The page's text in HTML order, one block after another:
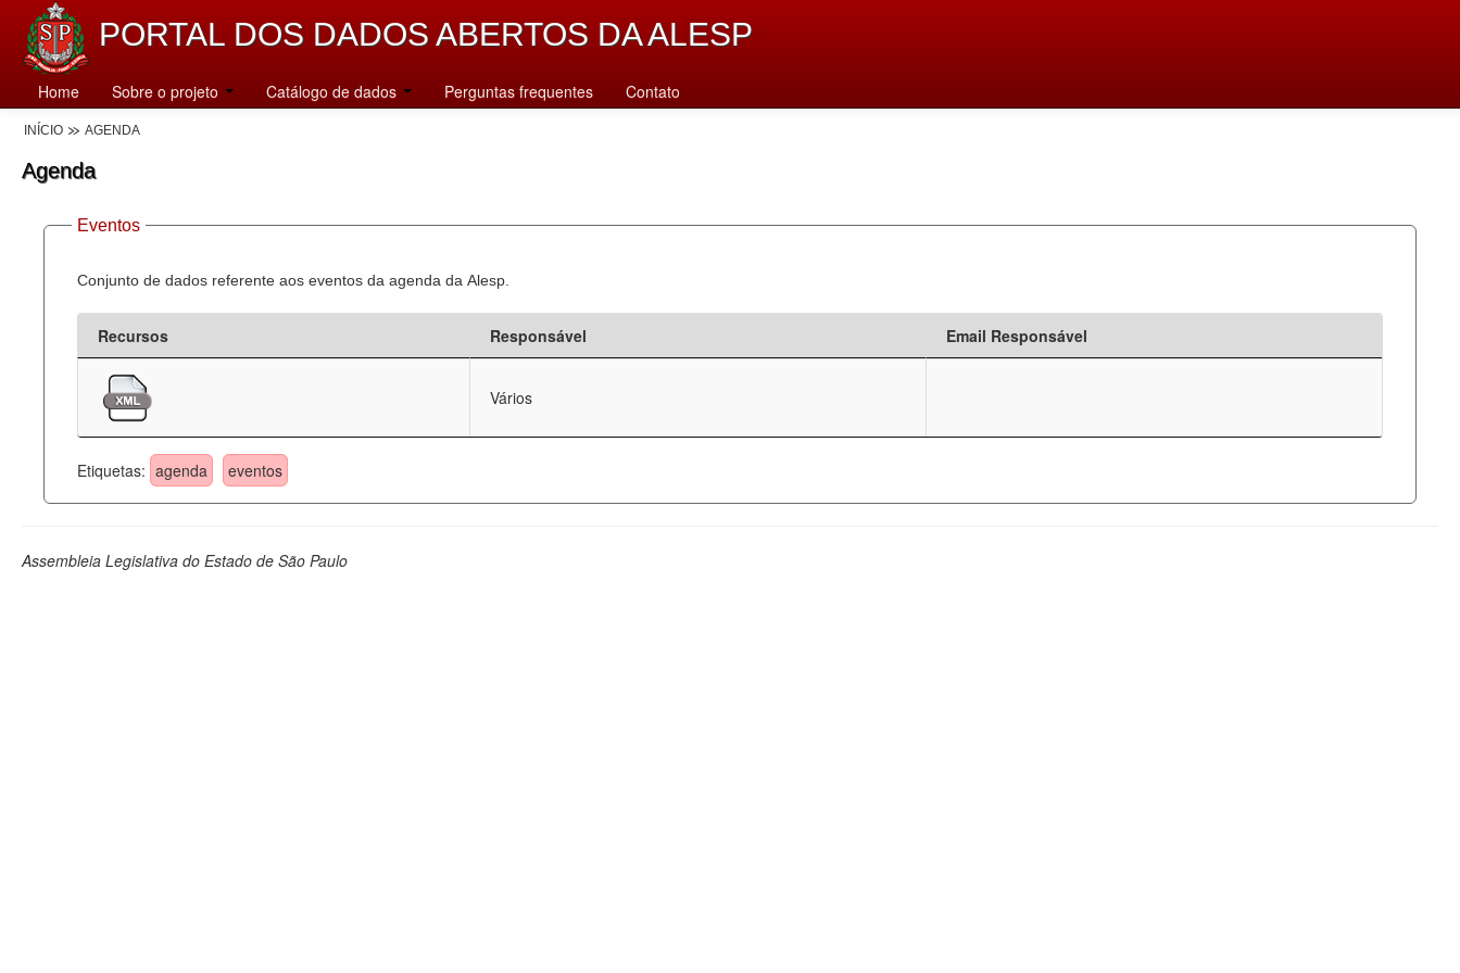
PORTAL DOS DADOS ABERTOS DA ALESP
Home Sobre o projeto Catálogo de dados Perguntas frequentes Contato
INÍCIO AGENDA
Agenda
Eventos
Conjunto de dados referente aos eventos da agenda da Alesp.
Recursos Responsável Email Responsável
Vários
Etiquetas: agenda eventos
Assembleia Legislativa do Estado de São Paulo